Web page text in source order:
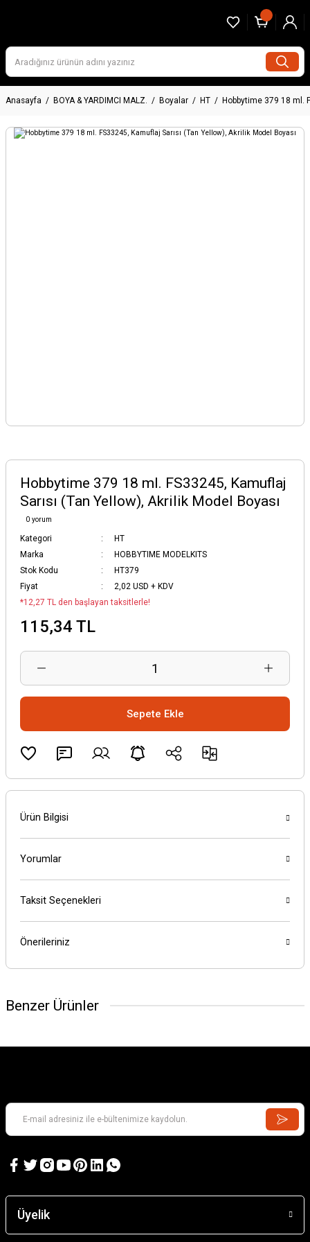
Anasayfa BOYA & YARDIMCI MALZ. Boyalar HT Hobbytime 379 18 ml.
Hobbytime 379 18 ml. FS33245, Kamuflaj
Sarısı (Tan Yellow), Akrilik Model Boyası
0 yorum
Kategori
HT
Marka
HOBBYTIME MODELKITS
Stok Kodu
HT379
Fiyat
2,02 USD + KDV
*12,27 TL den başlayan taksitlerle!
115,34 TL
Sepete Ekle
Ürün Bilgisi
Yorumlar
Taksit Seçenekleri
Önerileriniz
Benzer Ürünler
Üyelik